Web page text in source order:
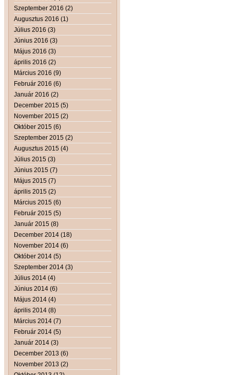
Szeptember 2016 (2)
Augusztus 2016 (1)
Július 2016 (3)
Június 2016 (3)
Május 2016 (3)
április 2016 (2)
Március 2016 (9)
Február 2016 (6)
Január 2016 (2)
December 2015 (5)
November 2015 (2)
Október 2015 (6)
Szeptember 2015 (2)
Augusztus 2015 (4)
Július 2015 (3)
Június 2015 (7)
Május 2015 (7)
április 2015 (2)
Március 2015 (6)
Február 2015 (5)
Január 2015 (8)
December 2014 (18)
November 2014 (6)
Október 2014 (5)
Szeptember 2014 (3)
Július 2014 (4)
Június 2014 (6)
Május 2014 (4)
április 2014 (8)
Március 2014 (7)
Február 2014 (5)
Január 2014 (3)
December 2013 (6)
November 2013 (2)